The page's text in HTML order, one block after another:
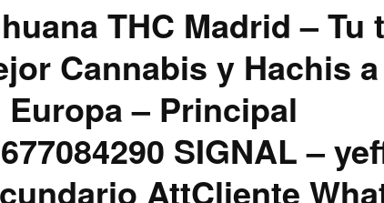
THC Madrid – Tu
Cannabis y Hachis
– Principal
SIGNAL –
AttCliente